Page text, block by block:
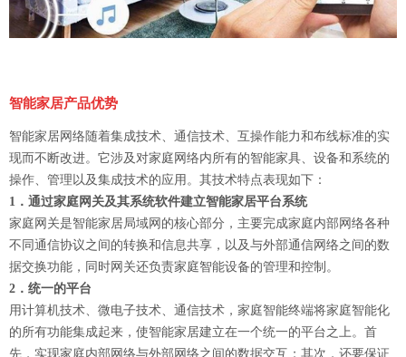
智能家居产品优势
智能家居网络随着集成技术、通信技术、互操作能力和布线标准的实
现而不断改进。它涉及对家庭网络内所有的智能家具、设备和系统的
操作、管理以及集成技术的应用。其技术特点表现如下：
1．通过家庭网关及其系统软件建立智能家居平台系统
家庭网关是智能家居局域网的核心部分，主要完成家庭内部网络各种
不同通信协议之间的转换和信息共享，以及与外部通信网络之间的数
据交换功能，同时网关还负责家庭智能设备的管理和控制。
2．统一的平台
用计算机技术、微电子技术、通信技术，家庭智能终端将家庭智能化
的所有功能集成起来，使智能家居建立在一个统一的平台之上。首
先，实现家庭内部网络与外部网络之间的数据交互；其次，还要保证